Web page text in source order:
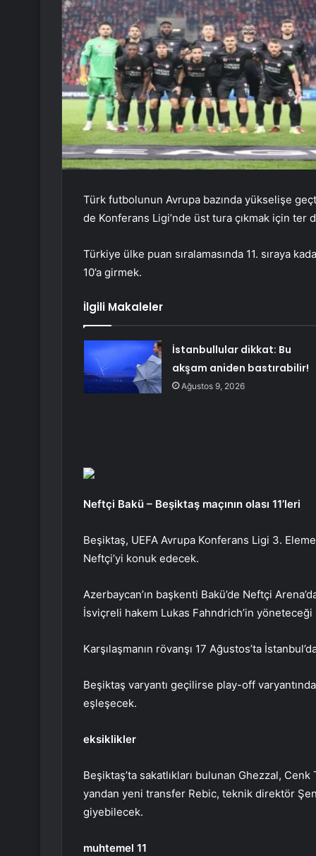
Türk futbolunun Avrupa bazında yükselişe
de Konferans Ligi’nde üst tura çıkmak için ter
Türkiye ülke puan sıralamasında 11. sıraya
10’a girmek.
İlgili Makaleler
İstanbullular dikkat: Bu
akşam aniden bastırabilir!
Ağustos 9, 2026
Neftçi Bakü – Beşiktaş maçının olası 11’leri
Beşiktaş, UEFA Avrupa Konferans Ligi 3.
Neftçi’yi konuk edecek.
Azerbaycan’ın başkenti Bakü’de Neftçi
İsviçreli hakem Lukas Fahndrich’in yöneteceği
Karşılaşmanın rövanşı 17 Ağustos’ta
Beşiktaş varyantı geçilirse play-off
eşleşecek.
eksiklikler
Beşiktaş’ta sakatlıkları bulunan Ghezzal,
yandan yeni transfer Rebic, teknik direktör
giyebilecek.
muhtemel 11